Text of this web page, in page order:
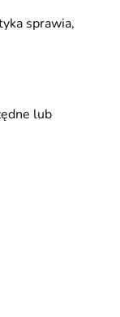
sprawia,
lub